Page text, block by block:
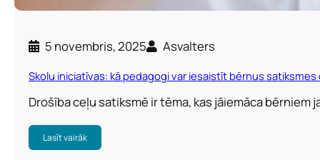
5 novembris, 2025 Asvalters
Skolu iniciatīvas: kā pedagogi var iesaistīt bērnus
Drošība ceļu satiksmē ir tēma, kas jāiemāca bērniem
Lasīt vairāk